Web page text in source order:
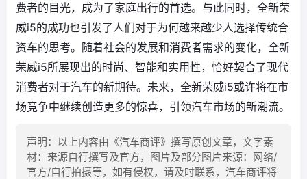
费者的目光，成为了家庭出行的首选。与此同时，全新荣
威i5的成功也引发了人们对于为何越来越少人选择传统合
资车的思考。随着社会的发展和消费者需求的变化，全新
荣威i5所展现出的时尚、智能和实用性，恰好契合了现代
消费者对于汽车的新期待。未来，全新荣威i5或许将在市
场竞争中继续创造更多的惊喜，引领汽车市场的新潮流。
声明：以上内容由《汽车商评》撰写原创文章，文字素
材：来源自行撰写及官方，图片及部分图片来源：网络/
官方/自行拍摄等，如有侵权，请及时联系，汽车商评将